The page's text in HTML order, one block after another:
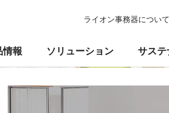
ライオン事務器について
情報 ソリューション サステ